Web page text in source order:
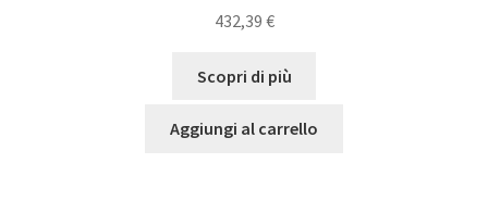
432,39 €
Scopri di più
Aggiungi al carrello